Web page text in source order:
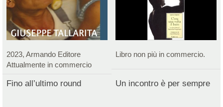
2023, Armando Editore
Attualmente in commercio
Libro non più in commercio.
Fino all’ultimo round Un incontro è per sempre